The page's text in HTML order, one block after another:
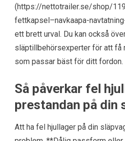
(https://nettotrailer.se/shop/
fettkapsel–navkaapa-
ett brett urval. Du kan också
släptillbehörsexperter för att få
som passar bäst för ditt fordon.
Så påverkar fel
prestandan på din
Att ha fel hjullager på din